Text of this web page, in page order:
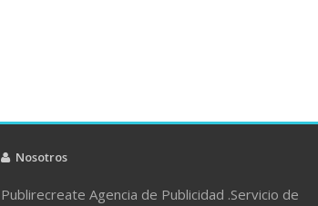
Nosotros
Publirecreate Agencia de Publicidad .Servicio de